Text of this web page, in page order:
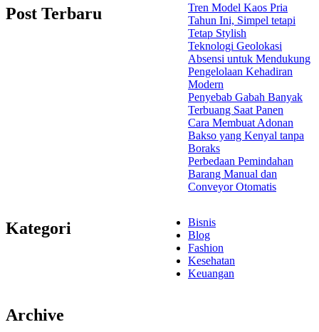
Post Terbaru
Tren Model Kaos Pria
Tahun Ini, Simpel tetapi
Tetap Stylish
Teknologi Geolokasi
Absensi untuk Mendukung
Pengelolaan Kehadiran
Modern
Penyebab Gabah Banyak
Terbuang Saat Panen
Cara Membuat Adonan
Bakso yang Kenyal tanpa
Boraks
Perbedaan Pemindahan
Barang Manual dan
Conveyor Otomatis
Kategori
Bisnis
Blog
Fashion
Kesehatan
Keuangan
Archive